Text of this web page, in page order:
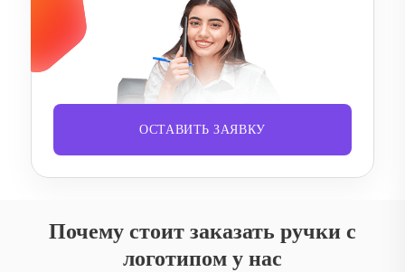
ОСТАВИТЬ ЗАЯВКУ
Почему стоит заказать ручки с
логотипом у нас